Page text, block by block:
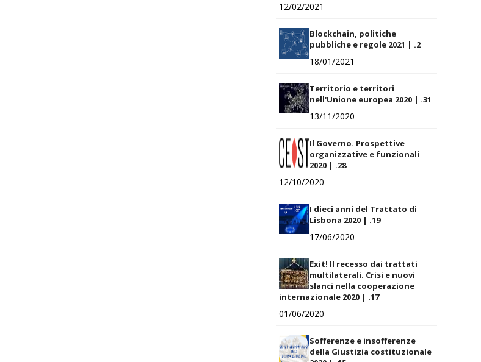
12/02/2021
Blockchain, politiche
pubbliche e regole 2021 | .2
18/01/2021
Territorio e territori
nell'Unione europea 2020 | .31
13/11/2020
Il Governo. Prospettive
organizzative e funzionali
2020 | .28
12/10/2020
I dieci anni del Trattato di
Lisbona 2020 | .19
17/06/2020
Exit! Il recesso dai trattati
multilaterali. Crisi e nuovi
slanci nella cooperazione
internazionale 2020 | .17
01/06/2020
Sofferenze e insofferenze
della Giustizia costituzionale